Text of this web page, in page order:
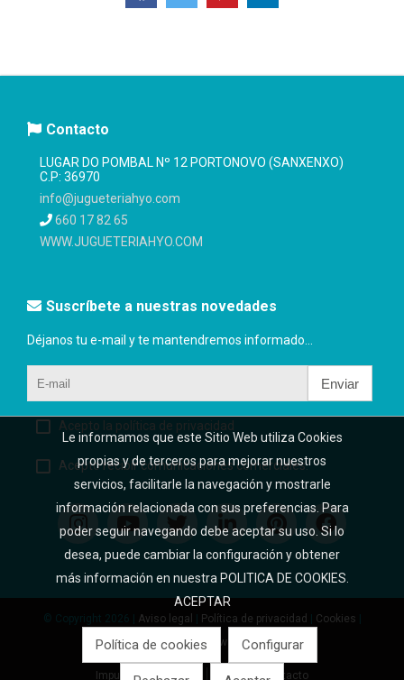
Contacto
LUGAR DO POMBAL Nº 12 PORTONOVO (SANXENXO)
C.P: 36970
info@jugueteriahyo.com
660 17 82 65
WWW.JUGUETERIAHYO.COM
Suscríbete a nuestras novedades
Déjanos tu e-mail y te mantendremos informado...
Enviar
Acepto la política de privacidad
Acepto recibir comunicaciones comerciales.
© Copyright 2026 | Aviso legal Política de privacidad Cookies
Desarrollo web:Software DELSOL
Impuestos incluidos Inicio Contacto
Le informamos que este Sitio Web utiliza Cookies
propias y de terceros para mejorar nuestros
servicios, facilitarle la navegación y mostrarle
información relacionada con sus preferencias. Para
poder seguir navegando debe aceptar su uso. Si lo
desea, puede cambiar la configuración y obtener
más información en nuestra POLITICA DE COOKIES.
ACEPTAR
Política de cookies Configurar